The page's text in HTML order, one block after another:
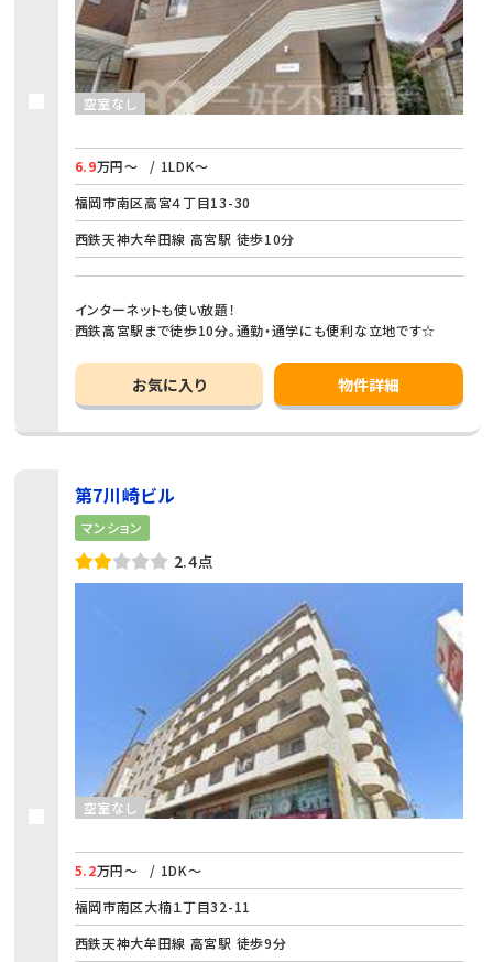
空室なし
6.9万円～
/ 1LDK～
福岡市南区高宮４丁目13-30
西鉄天神大牟田線 高宮駅 徒歩10分
インターネットも使い放題！
西鉄高宮駅まで徒歩10分。通勤・通学にも便利な立地です☆
お気に入り 物件詳細
第7川崎ビル
マンション
2.4点
空室なし
5.2万円～
/ 1DK～
福岡市南区大楠１丁目32-11
西鉄天神大牟田線 高宮駅 徒歩9分